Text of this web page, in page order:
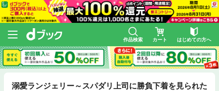
作品検索 カート はじめての方へ
溺愛ランジェリー～スパダリ上司に勝負下着を見られた